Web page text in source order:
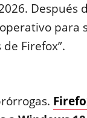
Después
para
Firefox”.